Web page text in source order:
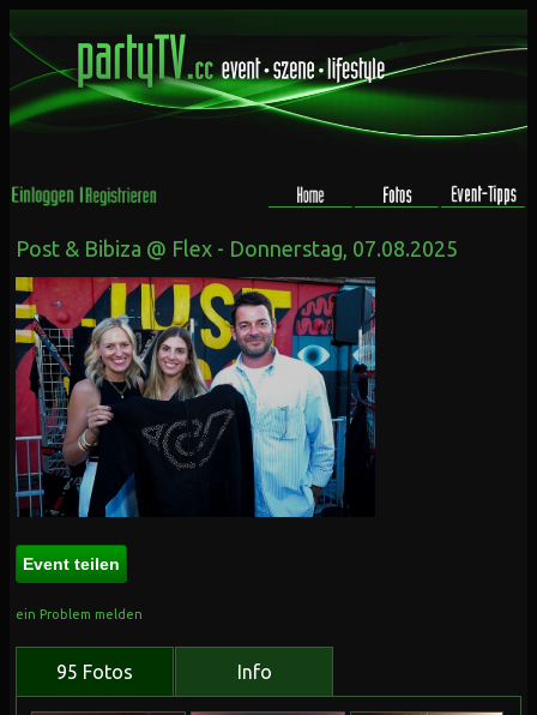
Post & Bibiza @ Flex - Donnerstag, 07.08.2025
Event teilen
ein Problem melden
95 Fotos Info